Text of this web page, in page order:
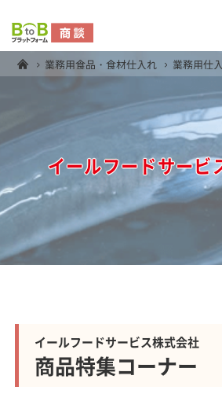
業務用食品・食材仕入れ 業務用仕
イールフードサービ
イールフードサービス株式会社
商品特集コーナー